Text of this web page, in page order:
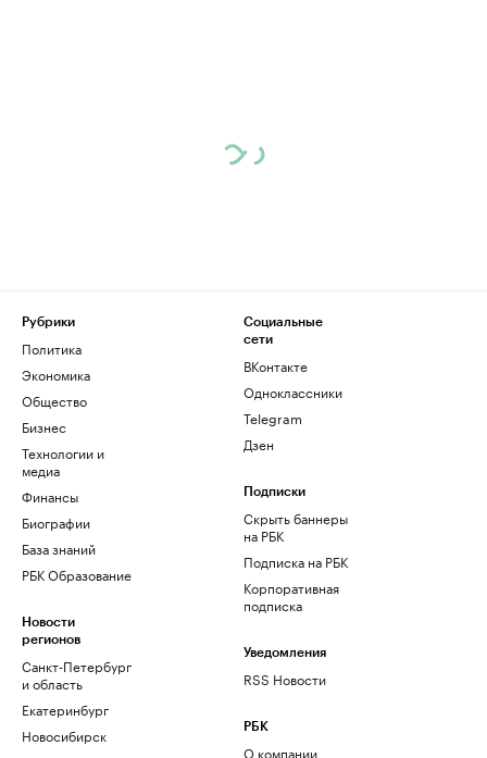
Рубрики
Политика
Экономика
Общество
Бизнес
Технологии и
медиа
Финансы
Биографии
База знаний
РБК Образование
Новости
регионов
Санкт-Петербург
и область
Екатеринбург
Новосибирск
Социальные
сети
ВКонтакте
Одноклассники
Telegram
Дзен
Подписки
Скрыть баннеры
на РБК
Подписка на РБК
Корпоративная
подписка
Уведомления
RSS Новости
РБК
О компании